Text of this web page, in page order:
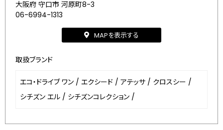
大阪府 守口市 河原町8-3
06-6994-1313
MAPを表示する
取扱ブランド
エコ・ドライブ ワン / エクシード / アテッサ / クロスシー /
シチズン エル / シチズンコレクション /